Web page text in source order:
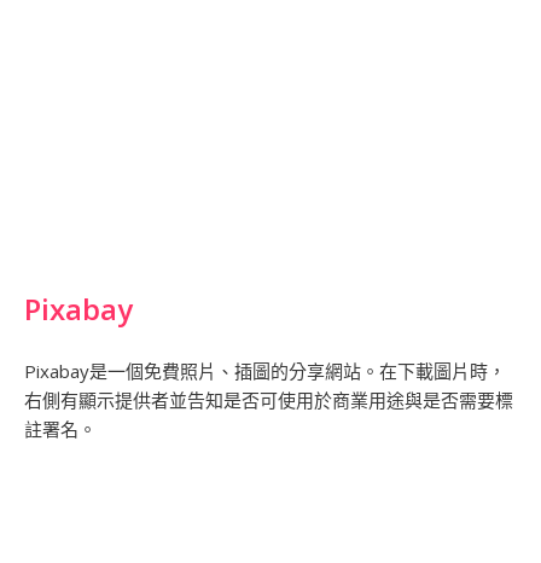
Pixabay
Pixabay是一個免費照片、插圖的分享網站。在下載圖片時，
右側有顯示提供者並告知是否可使用於商業用途與是否需要標
註署名。